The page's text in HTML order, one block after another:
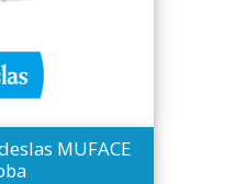
MUFACE